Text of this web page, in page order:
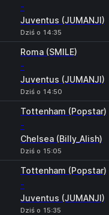
-
Juventus (JUMANJI)
Dziś o 14:35
Roma (SMILE)
-
Juventus (JUMANJI)
Dziś o 14:50
Tottenham (Popstar)
-
Chelsea (Billy_Alish)
Dziś o 15:05
Tottenham (Popstar)
-
Juventus (JUMANJI)
Dziś o 15:35